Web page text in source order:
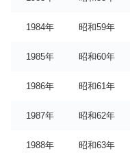
1984年 昭和59年
1985年 昭和60年
1986年 昭和61年
1987年 昭和62年
1988年 昭和63年